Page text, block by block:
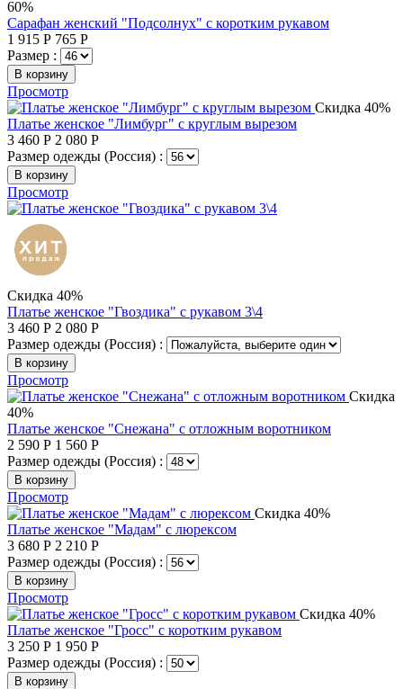
60%
Сарафан женский "Подсолнух" с коротким рукавом
1 915 Р 765 Р
Размер :
В корзину
Просмотр
Скидка 40%
Платье женское "Лимбург" с круглым вырезом
3 460 Р 2 080 Р
Размер одежды (Россия) :
В корзину
Просмотр
Скидка 40%
Платье женское "Гвоздика" с рукавом 3\4
3 460 Р 2 080 Р
Размер одежды (Россия) :
В корзину
Просмотр
Скидка
40%
Платье женское "Снежана" с отложным воротником
2 590 Р 1 560 Р
Размер одежды (Россия) :
В корзину
Просмотр
Скидка 40%
Платье женское "Мадам" с люрексом
3 680 Р 2 210 Р
Размер одежды (Россия) :
В корзину
Просмотр
Скидка 40%
Платье женское "Гросс" с коротким рукавом
3 250 Р 1 950 Р
Размер одежды (Россия) :
В корзину